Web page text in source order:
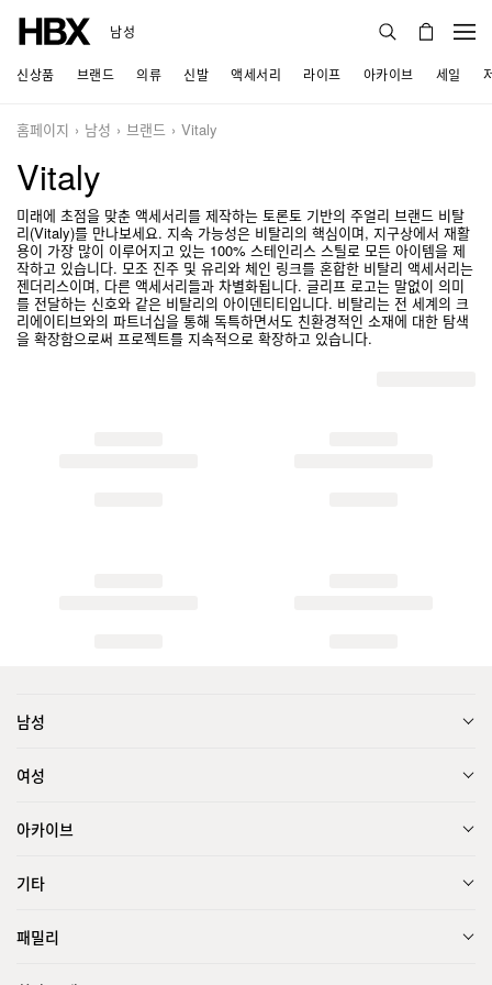
남성
신상품 브랜드 의류 신발 액세서리 라이프 아카이브 세일
홈페이지 남성 브랜드 Vitaly
Vitaly
미래에 초점을 맞춘 액세서리를 제작하는 토론토 기반의 주얼리 브랜드 비탈
리(Vitaly)를 만나보세요. 지속 가능성은 비탈리의 핵심이며, 지구상에서 재활
용이 가장 많이 이루어지고 있는 100% 스테인리스 스틸로 모든 아이템을 제
작하고 있습니다. 모조 진주 및 유리와 체인 링크를 혼합한 비탈리 액세서리는
젠더리스이며, 다른 액세서리들과 차별화됩니다. 글리프 로고는 말없이 의미
를 전달하는 신호와 같은 비탈리의 아이덴티티입니다. 비탈리는 전 세계의 크
리에이티브와의 파트너십을 통해 독특하면서도 친환경적인 소재에 대한 탐색
을 확장함으로써 프로젝트를 지속적으로 확장하고 있습니다.
남성
여성
아카이브
기타
패밀리